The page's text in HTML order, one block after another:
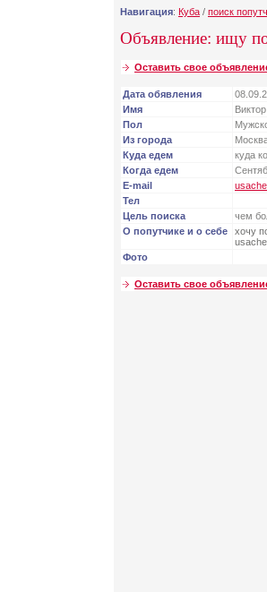
Навигация: Куба / поиск
Объявление: ищу
Оставить свое
Дата обявления
Имя
Виктор
Пол
Из города
Куда едем
куда
Когда едем
E-mail
Тел
Цель поиска
чем
О попутчике и о себе
хочу
Фото
Оставить свое